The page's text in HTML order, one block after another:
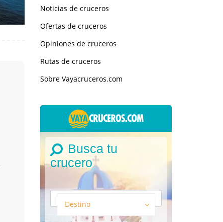
Noticias de cruceros
Ofertas de cruceros
Opiniones de cruceros
Rutas de cruceros
Sobre Vayacruceros.com
Busca tu
crucero
Destino